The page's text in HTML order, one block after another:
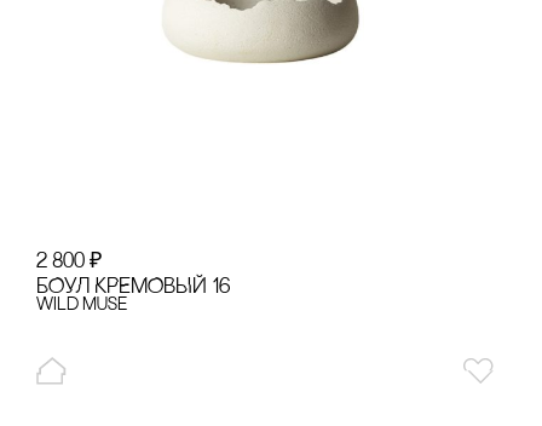
2 800 ₽
БОУЛ КРЕМОВЫЙ 16
Wild Muse